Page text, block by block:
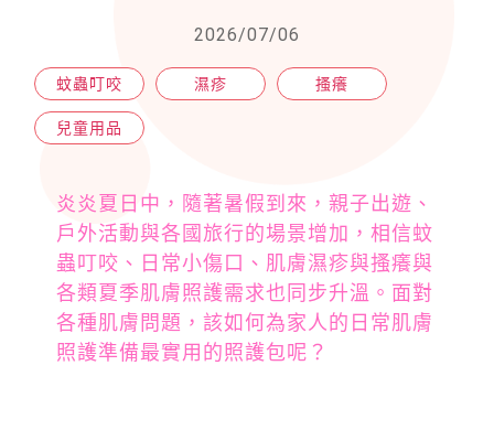
2026/07/06
蚊蟲叮咬 濕疹 搔癢
兒童用品
炎炎夏日中，隨著暑假到來，親子出遊、
戶外活動與各國旅行的場景增加，相信蚊
蟲叮咬、日常小傷口、肌膚濕疹與搔癢與
各類夏季肌膚照護需求也同步升溫。面對
各種肌膚問題，該如何為家人的日常肌膚
照護準備最實用的照護包呢？